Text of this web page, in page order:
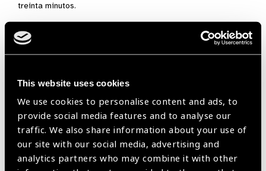
This website uses cookies
We use cookies to personalise content and ads, to
provide social media features and to analyse our
traffic. We also share information about your use of
our site with our social media, advertising and
analytics partners who may combine it with other
treinta minutos.
Existen diversas iniciativas a nivel mundial para disminuir la
carga de la ceguera. La iniciativa VISIÓN 2020: El derecho
a la visión se lanzó en 1999 con el objetivo de eliminar la
de no haber cumplido con su meta, ha logrado enfocar a la
comunidad médica en objetivos específicos que han
permitido proporcionar mejores servicios a cada vez más
personas. La Organización Panamericana de la Salud
decretó el Plan de acción para la prevención de la ceguera y
el deterioro visual en la región americana. Este plan aboga